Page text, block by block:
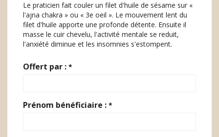
Le praticien fait couler un filet d'huile de sésame sur «
l'ajna chakra » ou « 3e oeil ». Le mouvement lent du
filet d'huile apporte une profonde détente. Ensuite il
masse le cuir chevelu, l'activité mentale se reduit,
l'anxiété diminue et les insomnies s'estompent.
Offert par :*
Prénom bénéficiaire :*